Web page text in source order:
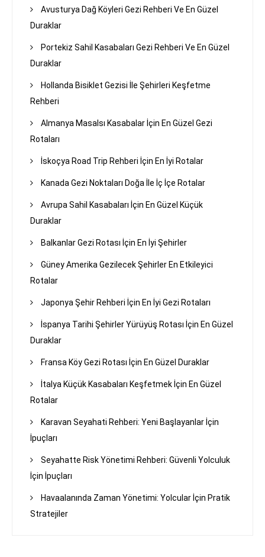
Avusturya Dağ Köyleri Gezi Rehberi Ve En Güzel
Duraklar
Portekiz Sahil Kasabaları Gezi Rehberi Ve En Güzel
Duraklar
Hollanda Bisiklet Gezisi İle Şehirleri Keşfetme
Rehberi
Almanya Masalsı Kasabalar İçin En Güzel Gezi
Rotaları
İskoçya Road Trip Rehberi İçin En İyi Rotalar
Kanada Gezi Noktaları Doğa İle İç İçe Rotalar
Avrupa Sahil Kasabaları İçin En Güzel Küçük
Duraklar
Balkanlar Gezi Rotası İçin En İyi Şehirler
Güney Amerika Gezilecek Şehirler En Etkileyici
Rotalar
Japonya Şehir Rehberi İçin En İyi Gezi Rotaları
İspanya Tarihi Şehirler Yürüyüş Rotası İçin En Güzel
Duraklar
Fransa Köy Gezi Rotası İçin En Güzel Duraklar
İtalya Küçük Kasabaları Keşfetmek İçin En Güzel
Rotalar
Karavan Seyahati Rehberi: Yeni Başlayanlar İçin
İpuçları
Seyahatte Risk Yönetimi Rehberi: Güvenli Yolculuk
İçin İpuçları
Havaalanında Zaman Yönetimi: Yolcular İçin Pratik
Stratejiler